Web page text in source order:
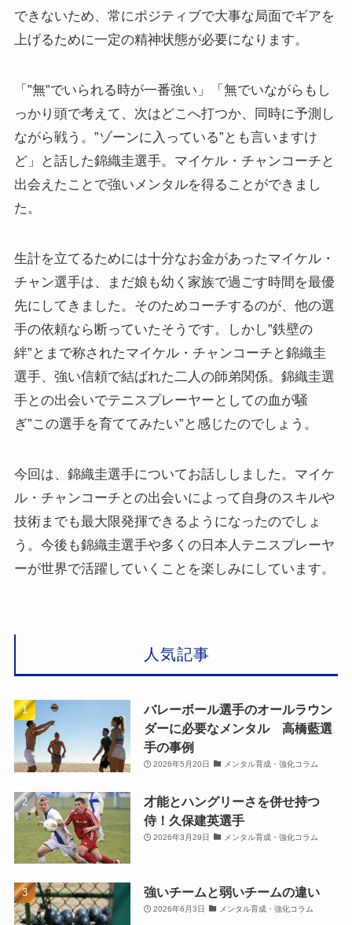
できないため、常にポジティブで大事な局面でギアを
上げるために一定の精神状態が必要になります。
「”無”でいられる時が一番強い」「無でいながらもし
っかり頭で考えて、次はどこへ打つか、同時に予測し
ながら戦う。”ゾーンに入っている”とも言いますけ
ど」と話した錦織圭選手。マイケル・チャンコーチと
出会えたことで強いメンタルを得ることができまし
た。
生計を立てるためには十分なお金があったマイケル・
チャン選手は、まだ娘も幼く家族で過ごす時間を最優
先にしてきました。そのためコーチするのが、他の選
手の依頼なら断っていたそうです。しかし”鉄壁の
絆”とまで称されたマイケル・チャンコーチと錦織圭
選手、強い信頼で結ばれた二人の師弟関係。錦織圭選
手との出会いでテニスプレーヤーとしての血が騒
ぎ”この選手を育ててみたい”と感じたのでしょう。
今回は、錦織圭選手についてお話ししました。マイケ
ル・チャンコーチとの出会いによって自身のスキルや
技術までも最大限発揮できるようになったのでしょ
う。今後も錦織圭選手や多くの日本人テニスプレーヤ
ーが世界で活躍していくことを楽しみにしています。
人気記事
バレーボール選手のオールラウン
ダーに必要なメンタル 高橋藍選
手の事例
2026年5月20日 メンタル育成・強化コラム
才能とハングリーさを併せ持つ
侍！久保建英選手
2026年3月29日 メンタル育成・強化コラム
強いチームと弱いチームの違い
2026年6月3日 メンタル育成・強化コラム